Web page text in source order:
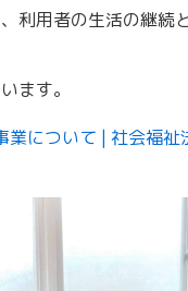
利用者の生活の継続
ます。
業について | 社会福祉